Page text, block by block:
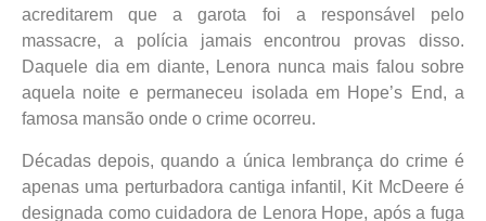
acreditarem que a garota foi a responsável pelo
massacre, a polícia jamais encontrou provas disso.
Daquele dia em diante, Lenora nunca mais falou sobre
aquela noite e permaneceu isolada em Hope’s End, a
famosa mansão onde o crime ocorreu.
Décadas depois, quando a única lembrança do crime é
apenas uma perturbadora cantiga infantil, Kit McDeere é
designada como cuidadora de Lenora Hope, após a fuga